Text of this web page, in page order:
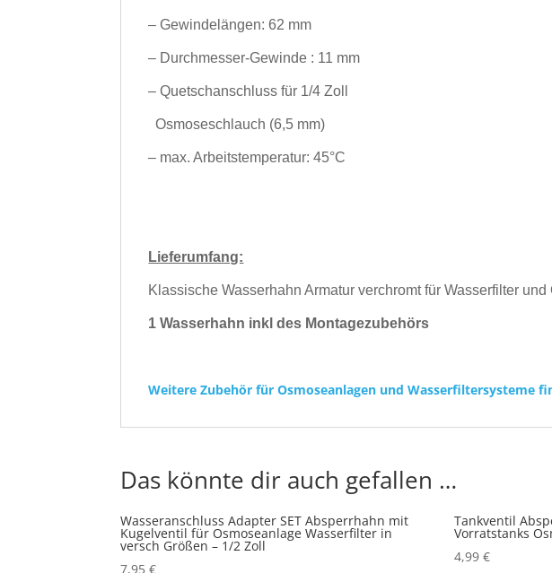
– Gewindelängen: 62 mm
– Durchmesser-Gewinde : 11 mm
– Quetschanschluss für 1/4 Zoll
Osmoseschlauch (6,5 mm)
– max. Arbeitstemperatur: 45°C
Lieferumfang:
Klassische Wasserhahn Armatur verchromt für Wasserfilter
1 Wasserhahn inkl des Montagezubehörs
Weitere Zubehör für Osmoseanlagen und Wasserfiltersysteme
Das könnte dir auch gefallen …
Wasseranschluss Adapter SET Absperrhahn mit
Kugelventil für Osmoseanlage Wasserfilter in
versch Größen – 1/2 Zoll
7,95€
Tankventil
Vorratstanks
4,99 €